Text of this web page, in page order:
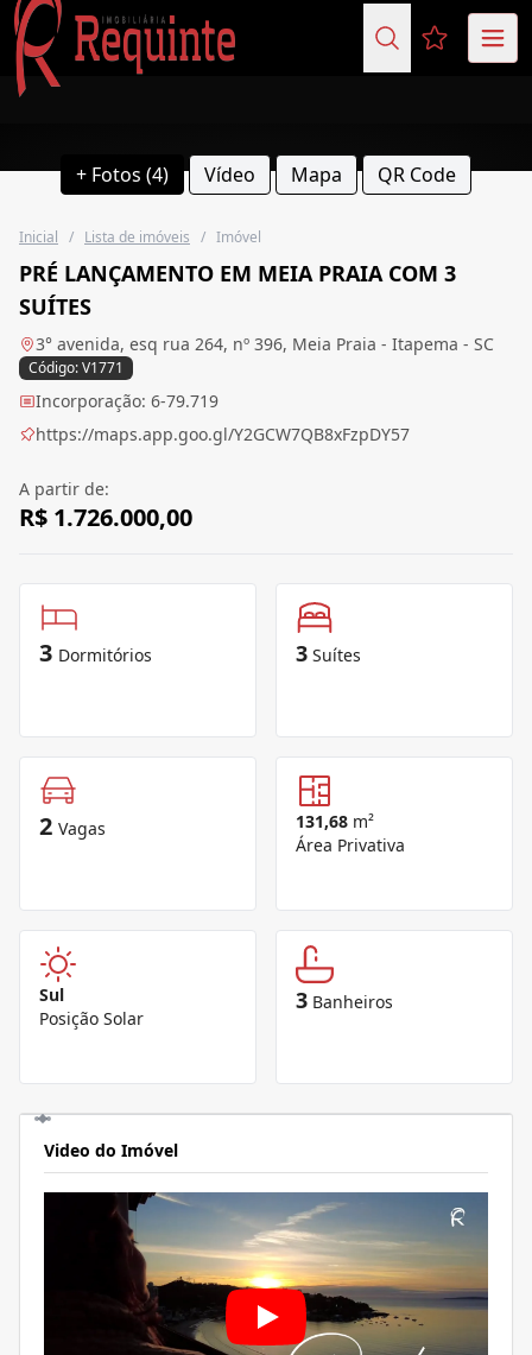
Favoritos
+ Fotos (4) Vídeo Mapa QR Code
Inicial / Lista de imóveis / Imóvel
PRÉ LANÇAMENTO EM MEIA PRAIA COM 3
SUÍTES
3° avenida, esq rua 264, nº 396, Meia Praia - Itapema - SC
Código: V1771
Incorporação: 6-79.719
https://maps.app.goo.gl/Y2GCW7QB8xFzpDY57
A partir de:
R$ 1.726.000,00
3 Dormitórios 3 Suítes
2 Vagas 131,68 m²
Área Privativa
Sul
Posição Solar
3 Banheiros
Video do Imóvel